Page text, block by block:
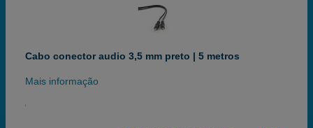
Cabo conector audio 3,5 mm preto | 5 metros
Mais informação